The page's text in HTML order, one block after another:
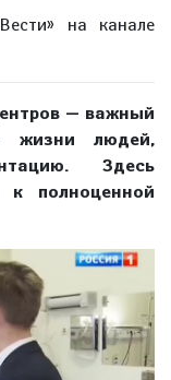
на канале
— важный
жизни людей,
Здесь
к полноценной